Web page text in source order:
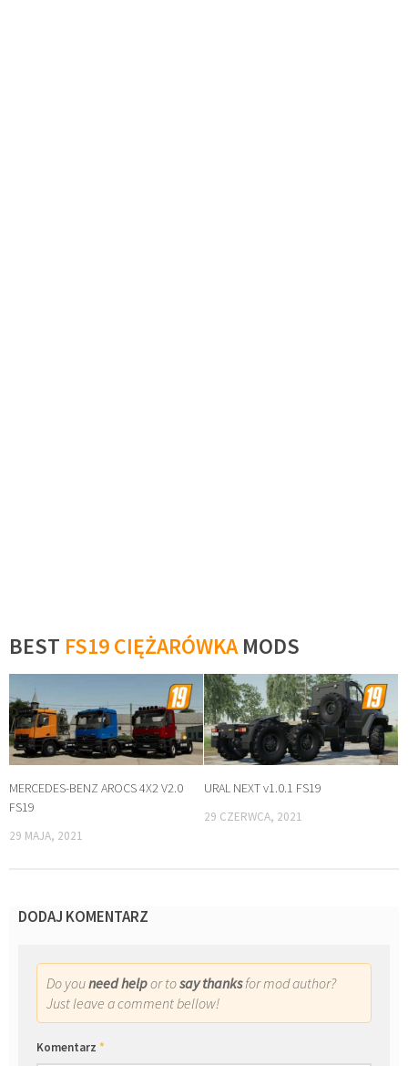
BEST FS19 CIĘŻARÓWKAMODS
MERCEDES-BENZ AROCS 4X2 V2.0
FS19
29 MAJA, 2021
URAL NEXT v1.0.1 FS19
29 CZERWCA, 2021
DODAJ KOMENTARZ
Do youneed helpor tosay thanksfor mod author?
Just leave a comment bellow!
Komentarz *